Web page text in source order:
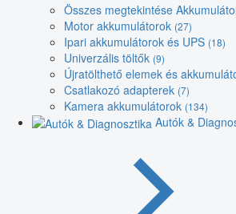
Összes megtekintése
Motor akkumulátorok (27)
Ipari akkumulátorok és UPS (18)
Univerzális töltők (9)
Újratölthető elemek és
Csatlakozó adapterek (7)
Kamera akkumulátorok (134)
Autók &